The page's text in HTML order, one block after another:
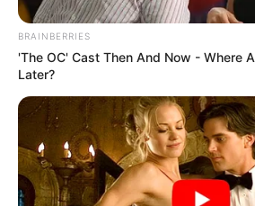
BRAINBERRIES
'The OC' Cast Then And Now - Where
Later?